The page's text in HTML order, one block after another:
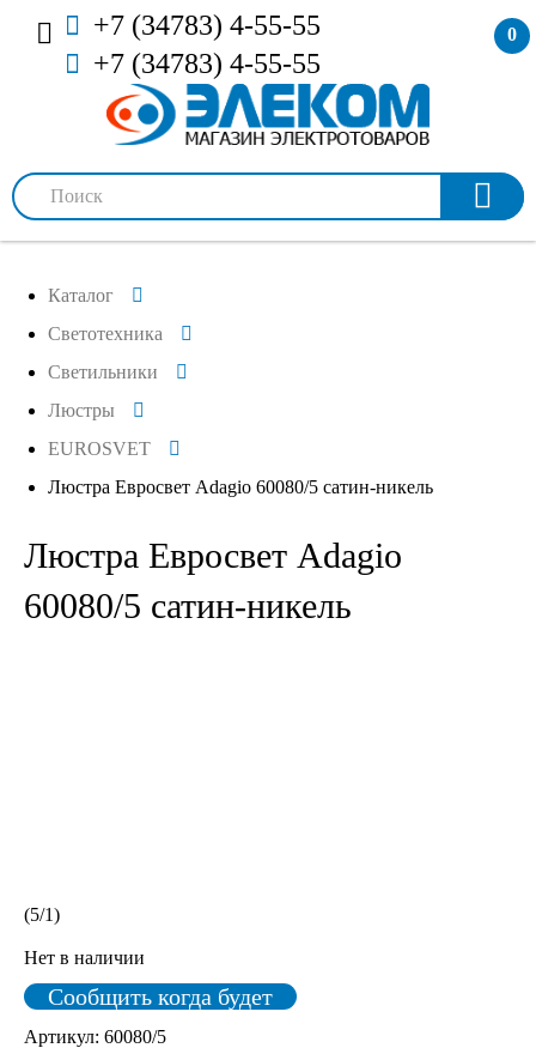
+7 (34783) 4-55-55
+7 (34783) 4-55-55
0
Каталог
Светотехника
Светильники
Люстры
EUROSVET
Люстра Евросвет Adagio 60080/5 сатин-никель
Люстра Евросвет Adagio
60080/5 сатин-никель
(5/1)
Нет в наличии
Сообщить когда будет
Артикул: 60080/5